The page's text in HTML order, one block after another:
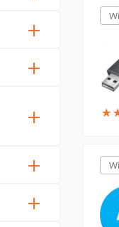
★
★